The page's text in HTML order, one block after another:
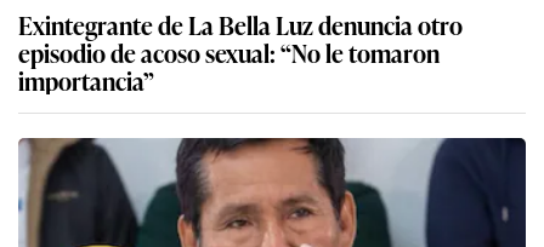
Exintegrante de La Bella Luz denuncia otro
episodio de acoso sexual: “No le tomaron
importancia”